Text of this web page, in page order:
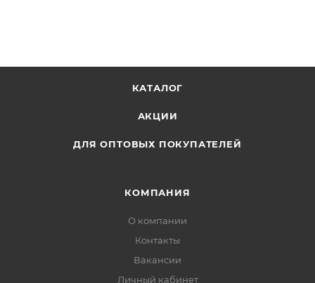
КАТАЛОГ
АКЦИИ
ДЛЯ ОПТОВЫХ ПОКУПАТЕЛЕЙ
КОМПАНИЯ
О компании
Контакты
Вакансии
Личный кабинет